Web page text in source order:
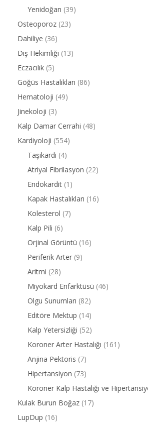
Yenidoğan (39)
Osteoporoz (23)
Dahiliye (36)
Diş Hekimliği (13)
Eczacılık (5)
Göğüs Hastalıkları (86)
Hematoloji (49)
Jinekoloji (3)
Kalp Damar Cerrahi (48)
Kardiyoloji (554)
Taşikardi (4)
Atriyal Fibrilasyon (22)
Endokardit (1)
Kapak Hastalıkları (16)
Kolesterol (7)
Kalp Pili (6)
Orjinal Görüntü (16)
Periferik Arter (9)
Aritmi (28)
Miyokard Enfarktüsü (46)
Olgu Sunumları (82)
Editöre Mektup (14)
Kalp Yetersizliği (52)
Koroner Arter Hastalığı (161)
Anjina Pektoris (7)
Hipertansiyon (73)
Koroner Kalp Hastalığı ve
Kulak Burun Boğaz (17)
LupDup (16)